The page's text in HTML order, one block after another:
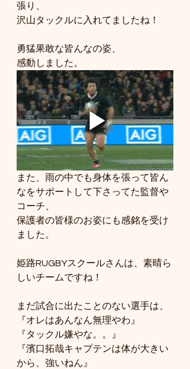
張り、
沢山タックルに入れてましたね！
勇猛果敢な皆んなの姿、
感動しました。
また、雨の中でも身体を張って皆ん
なをサポートして下さってた監督や
コーチ、
保護者の皆様のお姿にも感銘を受け
ました。
姫路RUGBYスクールさんは、素晴ら
しいチームですね！
まだ試合に出たことのない選手は、
『オレはあんなん無理やわ』
『タックル嫌やな。。』
『濱口拓哉キャプテンは体が大きい
から、強いねん』